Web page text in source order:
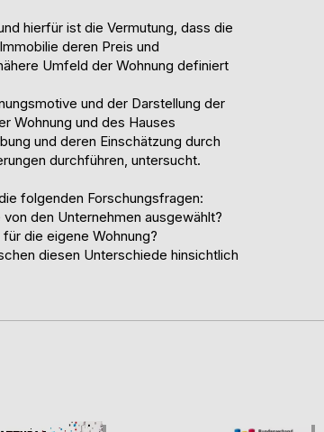
hierfür ist die Vermutung, dass die
deren Preis und
Umfeld der Wohnung definiert
und der Darstellung der
Wohnung und des Hauses
und deren Einschätzung durch
durchführen, untersucht.
folgenden Forschungsfragen:
den Unternehmen ausgewählt?
die eigene Wohnung?
diesen Unterschiede hinsichtlich